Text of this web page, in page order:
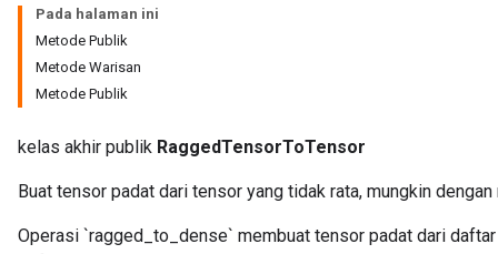
Pada halaman ini
Metode Publik
Metode Warisan
Metode Publik
kelas akhir publik RaggedTensorToTensor
Buat tensor padat dari tensor yang tidak rata, mungkin dengan
Operasi `ragged_to_dense` membuat tensor padat dari